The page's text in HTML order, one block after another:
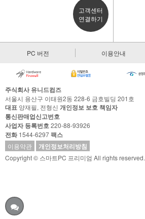
고객센터
연결하기
PC 버전 이용안내
주식회사 유니드컴즈
서울시 용산구 이태원2동 228-6 금호빌딩 201호
대표 양재필, 전형신 개인정보 보호 책임자
통신판매업신고번호
사업자 등록번호220-88-93926
전화1544-6297팩스
이용약관 개인정보처리방침
Copyright © 스마트PC 프리미엄 All rights reserved.